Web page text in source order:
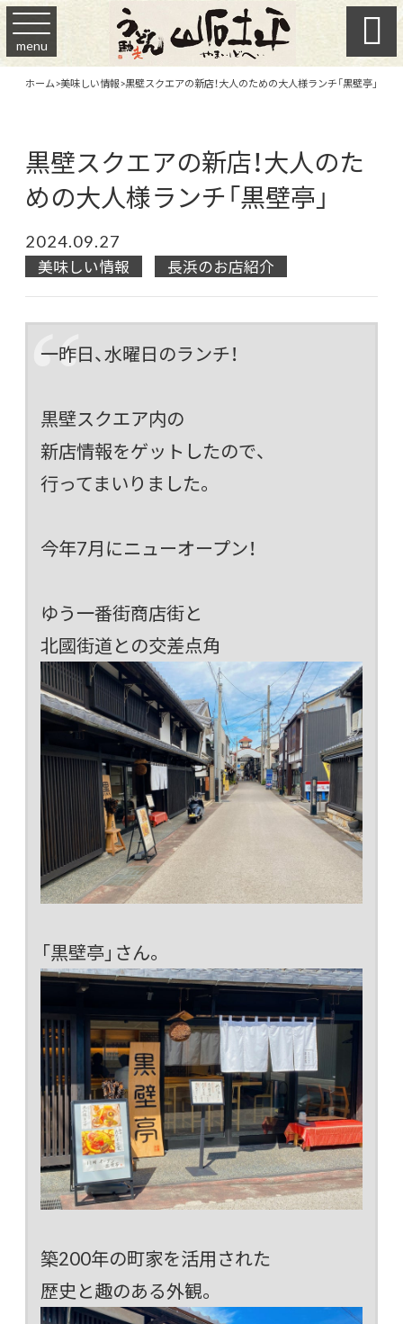
menu 
ホーム>美味しい情報>黒壁スクエアの新店！大人のための大人様ランチ「黒壁亭」
黒壁スクエアの新店！大人のた
めの大人様ランチ「黒壁亭」
2024.09.27
美味しい情報 長浜のお店紹介
一昨日、水曜日のランチ！
黒壁スクエア内の
新店情報をゲットしたので、
行ってまいりました。
今年7月にニューオープン！
ゆう一番街商店街と
北國街道との交差点角
「黒壁亭」さん。
築200年の町家を活用された
歴史と趣のある外観。